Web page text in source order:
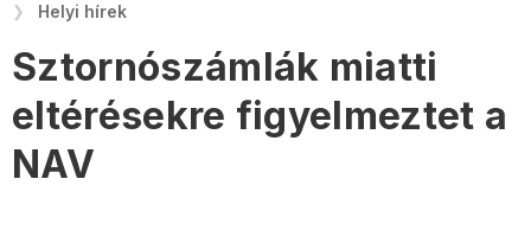
Helyi hírek
Sztornószámlák miatti
eltérésekre figyelmeztet a
NAV